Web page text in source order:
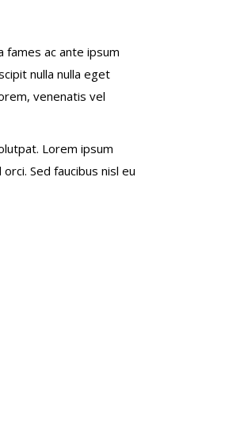
fames ac ante ipsum
nulla nulla eget
venenatis vel
Lorem ipsum
Sed faucibus nisl eu